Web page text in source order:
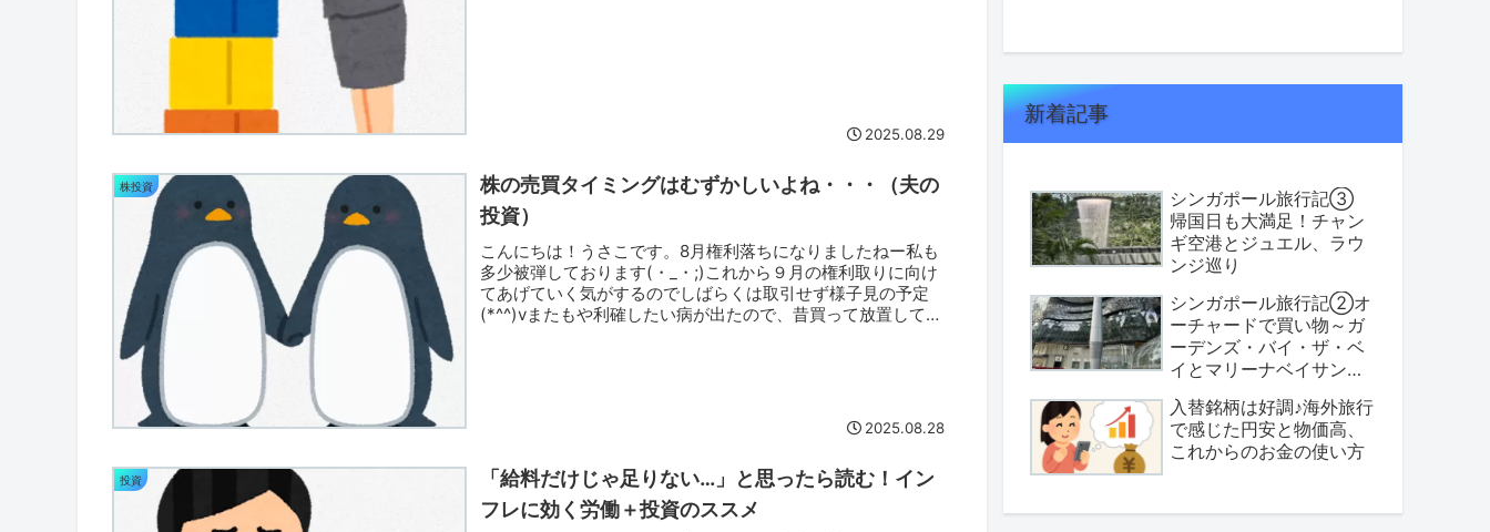
2025.08.29
株投資
株の売買タイミングはむずかしいよね・・・（夫の
投資）
こんにちは！うさこです。8月権利落ちになりましたねー私も
多少被弾しております(・_・;)これから９月の権利取りに向け
てあげていく気がするのでしばらくは取引せず様子見の予定
(*^^)vまたもや利確したい病が出たので、昔買って放置してい
2025.08.28
投資
「給料だけじゃ足りない…」と思ったら読む！イン
フレに効く労働＋投資のススメ
新着記事
シンガポール旅行記③
帰国日も大満足！チャン
ギ空港とジュエル、ラウ
ンジ巡り
シンガポール旅行記②オ
ーチャードで買い物～ガ
ーデンズ・バイ・ザ・ベ
イとマリーナベイサンズ
入替銘柄は好調♪海外旅行
で感じた円安と物価高、
これからのお金の使い方